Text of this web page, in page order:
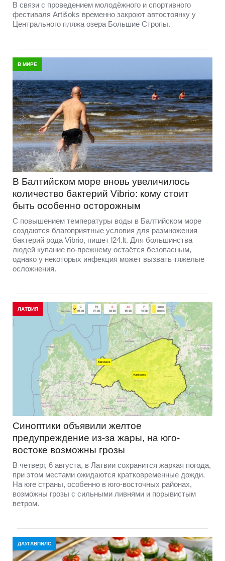
В связи с проведением молодёжного и спортивного
фестиваля Artišoks временно закроют автостоянку у
Центрального пляжа озера Большие Стропы.
В МИРЕ
В Балтийском море вновь увеличилось
количество бактерий Vibrio: кому стоит
быть особенно осторожным
С повышением температуры воды в Балтийском море
создаются благоприятные условия для размножения
бактерий рода Vibrio, пишет l24.lt. Для большинства
людей купание по-прежнему остаётся безопасным,
однако у некоторых инфекция может вызвать тяжелые
осложнения.
ЛАТВИЯ
Синоптики объявили желтое
предупреждение из-за жары, на юго-
востоке возможны грозы
В четверг, 6 августа, в Латвии сохранится жаркая погода,
при этом местами ожидаются кратковременные дожди.
На юге страны, особенно в юго-восточных районах,
возможны грозы с сильными ливнями и порывистым
ветром.
ДАУГАВПИЛС